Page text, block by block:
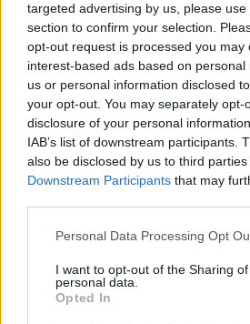
targeted advertising by us, please
section to confirm your selection.
opt-out request is processed you may
interest-based ads based on
us or personal information disclosed
your opt-out. You may separately opt-
disclosure of your personal
IAB’s list of downstream participants.
also be disclosed by us to third
Downstream Participants that may
Personal Data Processing Opt
I want to opt-out of the Sharing
personal data.
Opted In
δραστηριοτήτων».